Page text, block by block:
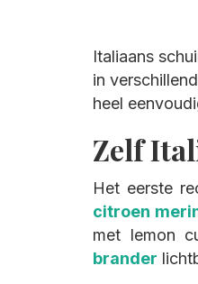
Italiaans
in
heel
Zelf
Het eerste
citroen
met lemon
brander